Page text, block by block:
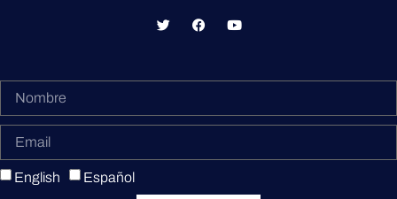
English Español